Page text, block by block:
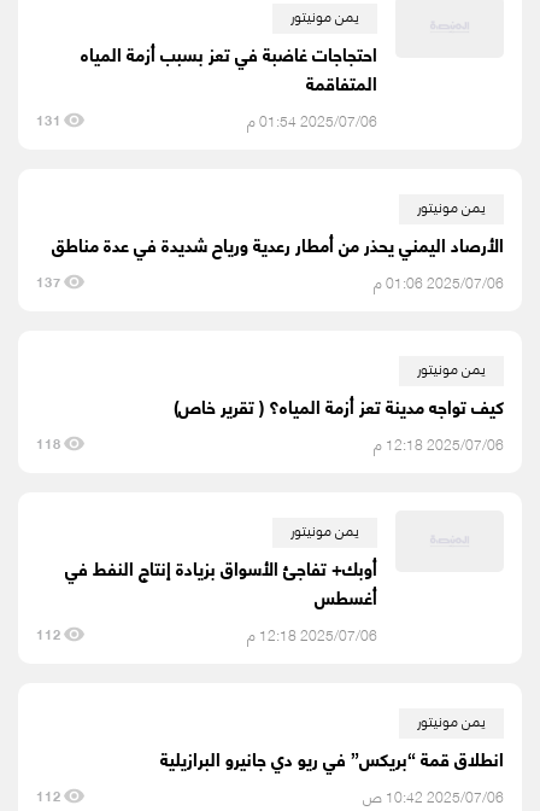
يمن مونيتور
احتجاجات غاضبة في تعز بسبب أزمة المياه
المتفاقمة
2025/07/06 01:54 م 131
يمن مونيتور
الأرصاد اليمني يحذر من أمطار رعدية ورياح شديدة في عدة مناطق
2025/07/06 01:06 م 137
يمن مونيتور
كيف تواجه مدينة تعز أزمة المياه؟ ( تقرير خاص)
2025/07/06 12:18 م 118
يمن مونيتور
أوبك+ تفاجئ الأسواق بزيادة إنتاج النفط في
أغسطس
2025/07/06 12:18 م 112
يمن مونيتور
انطلاق قمة “بريكس” في ريو دي جانيرو البرازيلية
2025/07/06 10:42 ص 112